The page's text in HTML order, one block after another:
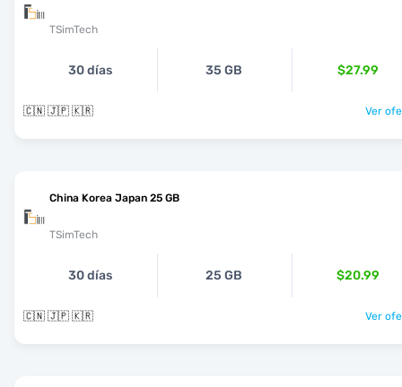
TSimTech
30 días 35 GB $27.99
🇨🇳 🇯🇵 🇰🇷 Ver
China Korea Japan 25 GB
TSimTech
30 días 25 GB $20.99
🇨🇳 🇯🇵 🇰🇷 Ver